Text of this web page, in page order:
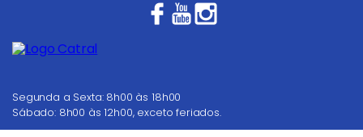
Segunda a Sexta: 8h00 às 18h00
Sábado: 8h00 às 12h00, exceto feriados.